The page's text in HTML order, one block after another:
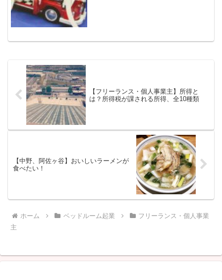
【フリーランス・個人事業主】所得と
は？所得税が課される所得、全10種類
【中野、阿佐ヶ谷】おいしいラーメンが
食べたい！
ホーム ベッドルーム起業
フリーランス・個人事業
主